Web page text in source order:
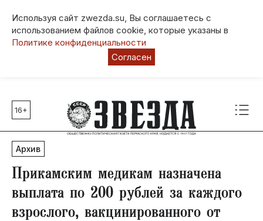
Используя сайт zwezda.su, Вы соглашаетесь с
использованием файлов cookie, которые указаны в
Политике конфиденциальности
Согласен
Главные темы
80 лет Победы
Молодежная столица РФ
СВО
Выборы в Пермском крае
Социальная поддержка
16+
Архив
Прикамским медикам назначена
выплата по 200 рублей за каждого
взрослого, вакцинированного от